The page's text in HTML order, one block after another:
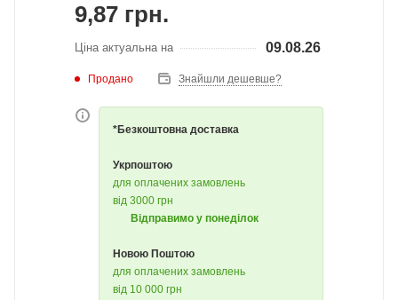
9,87 грн.
Ціна актуальна на 09.08.26
Продано Знайшли дешевше?
*Безкоштовна доставка
Укрпоштою
для оплачених замовлень
від 3000 грн
Відправимо у понеділок
Новою Поштою
для оплачених замовлень
від 10 000 грн